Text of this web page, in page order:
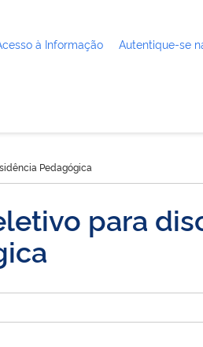
à Informação Autentique-se
Pedagógica
para